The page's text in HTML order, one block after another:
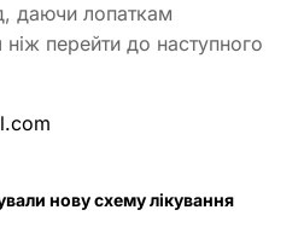
даючи лопаткам
перейти до наступного
нову схему лікування